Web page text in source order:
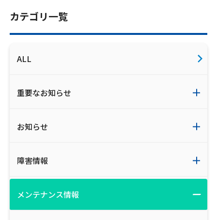
ご利用約款・重要事項説明書
広告掲載のご案内
カテゴリ一覧
ALL
重要なお知らせ
お知らせ
障害情報
メンテナンス情報